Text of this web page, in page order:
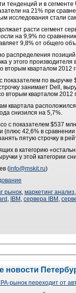
тенденций и в
на 21% при
исследования стали
расти сегмент
на 9,9% по
9,8% от общего
распределения
у этого
вторым кварталом 2012
показателем по
занимает Dell,
вторым кварталом 2012
квартала
снизился на 5,7%.
с показателем $537
(плюс 42,6% в
пятую строчку в
в категорию
у этой категории
(info@mskit.ru)
рынок, маркетинг анализ,
, IBM , сервера IBM ,
новости
рынок переходит от